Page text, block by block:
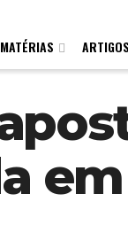
MATÉRIAS ARTIGOS